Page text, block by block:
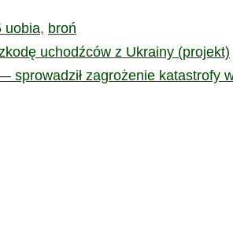
uobia, broń
uchodźców z Ukrainy (projekt)
zagrożenie katastrofy